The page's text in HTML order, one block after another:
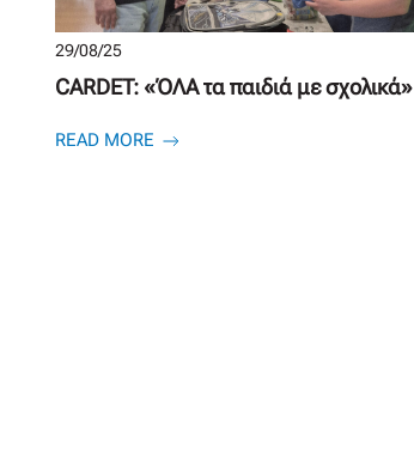
29/08/25
CARDET: «ΌΛΑ τα παιδιά με σχολικά»
READ MORE